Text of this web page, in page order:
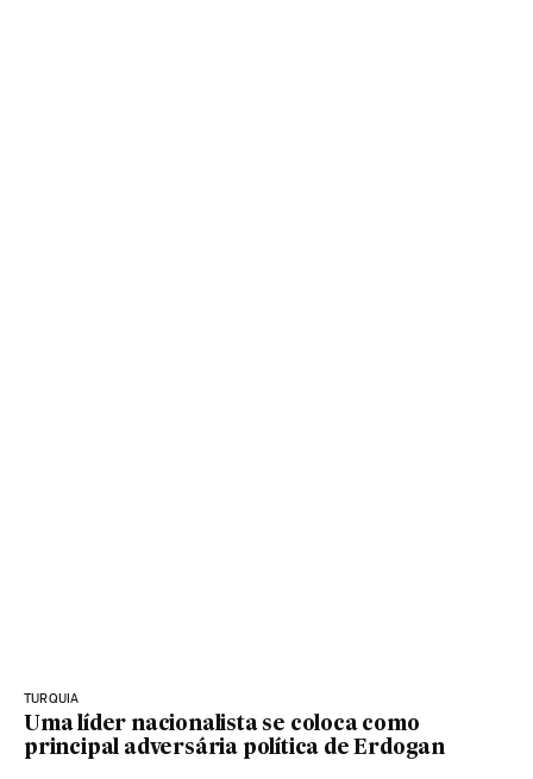
TURQUIA
Uma líder nacionalista se coloca como
principal adversária política de Erdogan